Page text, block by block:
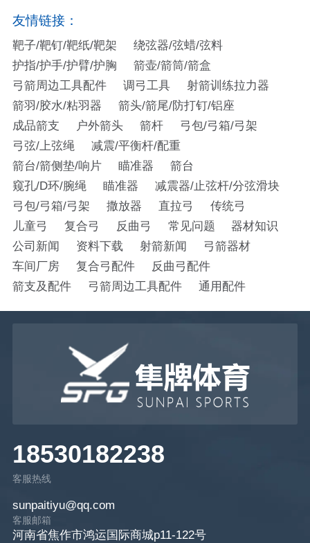
友情链接：
靶子/靶钉/靶纸/靶架
绕弦器/弦蜡/弦料
护指/护手/护臂/护胸
箭壶/箭筒/箭盒
弓箭周边工具配件
调弓工具
射箭训练拉力器
箭羽/胶水/粘羽器
箭头/箭尾/防打钉/铝座
成品箭支
户外箭头 箭杆
弓包/弓箱/弓架
弓弦/上弦绳
减震/平衡杆/配重
箭台/箭侧垫/响片
瞄准器
箭台
窥孔/D环/腕绳
瞄准器
减震器/止弦杆/分弦滑块
弓包/弓箱/弓架
撒放器 直拉弓
传统弓
儿童弓
复合弓 反曲弓 常见问题
器材知识
公司新闻
资料下载 射箭新闻
弓箭器材
车间厂房
复合弓配件
反曲弓配件
箭支及配件
弓箭周边工具配件 通用配件
18530182238
客服热线
sunpaitiyu@qq.com
客服邮箱
河南省焦作市鸿运国际商城p11-122号